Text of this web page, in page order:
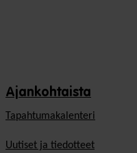
Ajankohtaista
Tapahtumakalenteri
Uutiset ja tiedotteet